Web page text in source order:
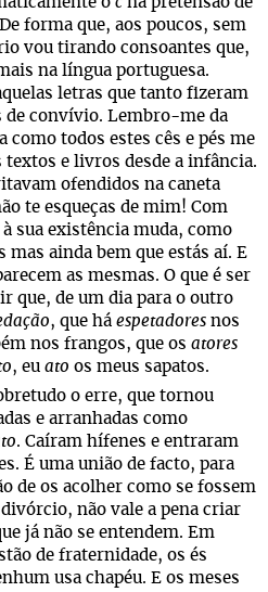
forma que, aos poucos, sem
vou tirando consoantes que,
na língua portuguesa.
letras que tanto fizeram
de convívio. Lembro-me da
todos estes cês e pés me
e livros desde a infância.
ofendidos na caneta
te esqueças de mim! Com
sua existência muda, como
mas ainda bem que estás aí. E
as mesmas. O que é ser
que, de um dia para o outro
, que há espetadores nos
nos frangos, que os atores
, eu ato os meus sapatos.
o erre, que tornou
e arranhadas como
. Caíram hífenes e entraram
É uma união de facto, para
de os acolher como se fossem
não vale a pena criar
já não se entendem. Em
de fraternidade, os és
usa chapéu. E os meses